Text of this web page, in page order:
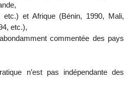
etc.) et Afrique (Bénin, 1990, Mali,
etc.),
commentée des pays
n’est pas indépendante des